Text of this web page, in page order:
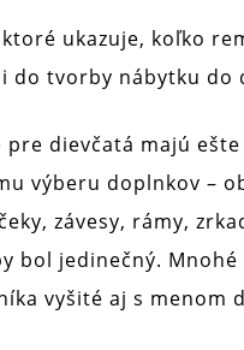
ukazuje, koľko
do tvorby nábytku do
pre dievčatá majú
výberu doplnkov –
závesy, rámy,
bol jedinečný.
vyšité aj s menom